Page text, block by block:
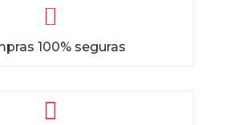

100% seguras
